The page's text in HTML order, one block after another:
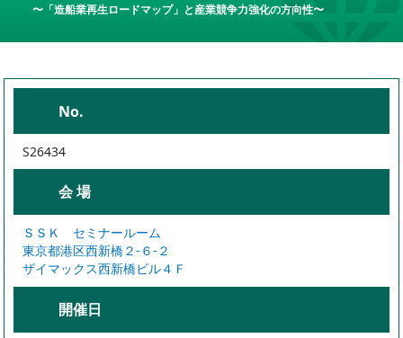
〜「造船業再生ロードマップ」と産業競争力強化の方向性〜
No.
S26434
会 場
ＳＳＫ セミナールーム
東京都港区西新橋２-６-２
ザイマックス西新橋ビル４Ｆ
開催日